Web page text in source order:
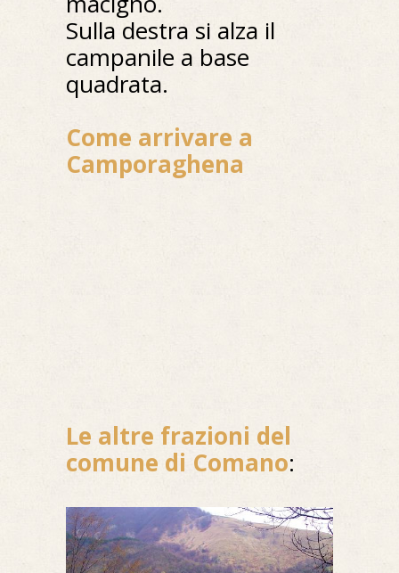
Sulla destra si alza il
campanile a base
quadrata.
Come arrivare a
Camporaghena
Le altre frazioni del
comune di Comano: